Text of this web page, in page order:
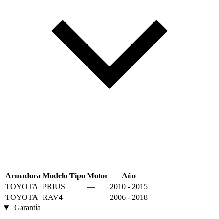
Armadora Modelo Tipo Motor
Año
TOYOTA
PRIUS —
2010 - 2015
TOYOTA
RAV4 —
2006 - 2018
Garantía